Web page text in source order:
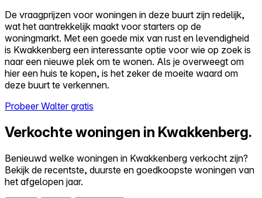
De vraagprijzen voor woningen in deze buurt zijn redelijk,
wat het aantrekkelijk maakt voor starters op de
woningmarkt. Met een goede mix van rust en levendigheid
is Kwakkenberg een interessante optie voor wie op zoek is
naar een nieuwe plek om te wonen. Als je overweegt om
hier een huis te kopen, is het zeker de moeite waard om
deze buurt te verkennen.
Probeer Walter gratis
Verkochte woningen in Kwakkenberg.
Benieuwd welke woningen in Kwakkenberg verkocht zijn?
Bekijk de recentste, duurste en goedkoopste woningen van
het afgelopen jaar.